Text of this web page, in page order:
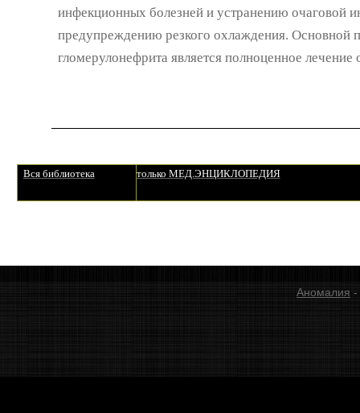
инфекционных болезней и устранению очаговой
предупреждению резкого охлаждения. Основной
гломерулонефрита является полноценное лечение
Вся библиотека только МЕД.ЭНЦИКЛОПЕДИЯ
Аномалия -